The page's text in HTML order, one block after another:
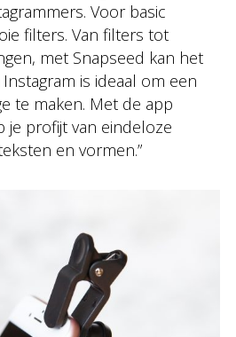
Voor basic
filters. Van filters tot
met Snapseed kan het
is ideaal om een
te maken. Met de app
je profijt van eindeloze
en vormen.”